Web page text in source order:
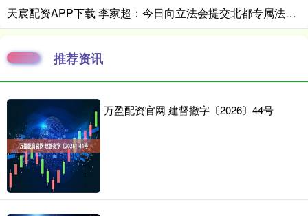
天宸配资APP下载 李家超：今日向立法会提交北都专属法例并展开咨询 希望年内可通过
推荐资讯
万盈配资官网 建督撤字〔2026〕44号